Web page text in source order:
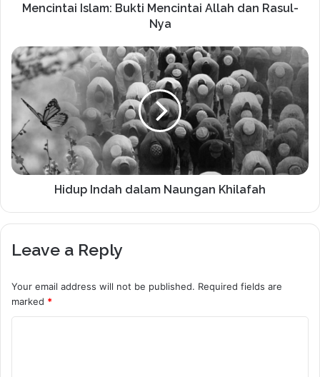
Mencintai Islam: Bukti Mencintai Allah dan Rasul-
Nya
Hidup Indah dalam Naungan Khilafah
Leave a Reply
Your email address will not be published. Required fields are
marked *